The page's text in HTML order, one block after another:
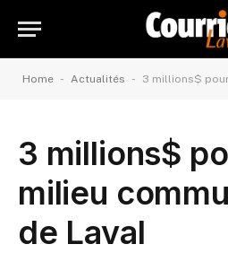
Home - Actualités - 3 millions$ pour le
3 millions$
milieu
de Laval